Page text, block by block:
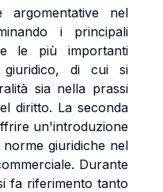
argomentative nel
i principali
e le più importanti
giuridico, di cui si
sia nella prassi
diritto. La seconda
un'introduzione
giuridiche nel
Durante
fa riferimento tanto